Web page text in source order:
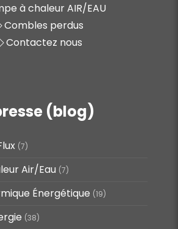
à chaleur AIR/EAU
Combles perdus
Contactez nous
(blog)
(7)
Air/Eau (7)
Énergétique (19)
(38)